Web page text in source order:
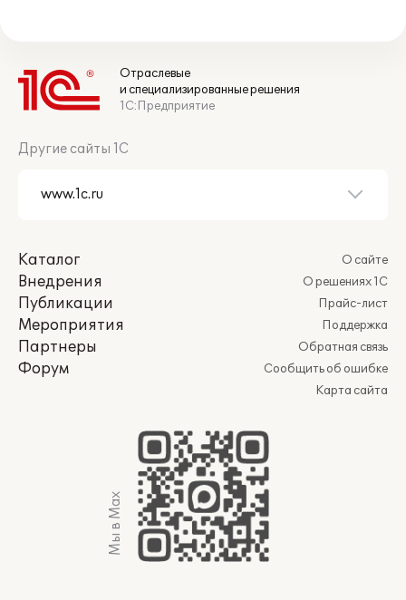
Отраслевые
и специализированные решения
1С:Предприятие
Другие сайты 1С
Каталог
Внедрения
Публикации
Мероприятия
Партнеры
Форум
О сайте
О решениях 1С
Прайс-лист
Поддержка
Обратная связь
Сообщить об ошибке
Карта сайта
Мы в Max